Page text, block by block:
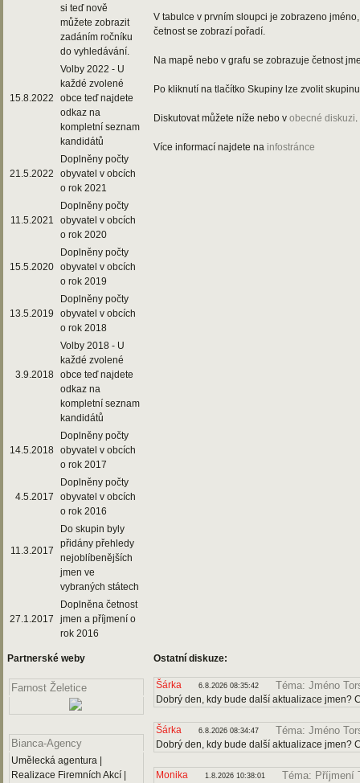
si teď nově
můžete zobrazit
zadáním ročníku
do vyhledávání.
15.8.2022
Volby 2022 - U
každé zvolené
obce teď najdete
odkaz na
kompletní seznam
kandidátů
21.5.2022
Doplněny počty
obyvatel v obcích
o rok 2021
11.5.2021
Doplněny počty
obyvatel v obcích
o rok 2020
15.5.2020
Doplněny počty
obyvatel v obcích
o rok 2019
13.5.2019
Doplněny počty
obyvatel v obcích
o rok 2018
3.9.2018
Volby 2018 - U
každé zvolené
obce teď najdete
odkaz na
kompletní seznam
kandidátů
14.5.2018
Doplněny počty
obyvatel v obcích
o rok 2017
4.5.2017
Doplněny počty
obyvatel v obcích
o rok 2016
11.3.2017
Do skupin byly
přidány přehledy
nejoblíbenějších
jmen ve
vybraných státech
27.1.2017
Doplněna četnost
jmen a příjmení o
rok 2016
V tabulce v prvním sloupci je zobrazeno
četnost se zobrazí pořadí.
Na mapě nebo v grafu se zobrazuje četnost
Po kliknutí na tlačítko Skupiny lze zvolit
Diskutovat můžete níže nebo v obecné diskuzi.
Více informací najdete na infostránce
Partnerské weby Ostatní diskuze:
Farnost Želetice
Bianca-Agency
Umělecká agentura |
Realizace Firemních Akcí |
Šárka 6.8.2026 08:35:42 Téma: Jméno
Dobrý den, kdy bude další aktualizace jmen?
Šárka 6.8.2026 08:34:47 Téma: Jméno
Dobrý den, kdy bude další aktualizace jmen?
Monika 1.8.2026 10:38:01 Téma: Příjmení